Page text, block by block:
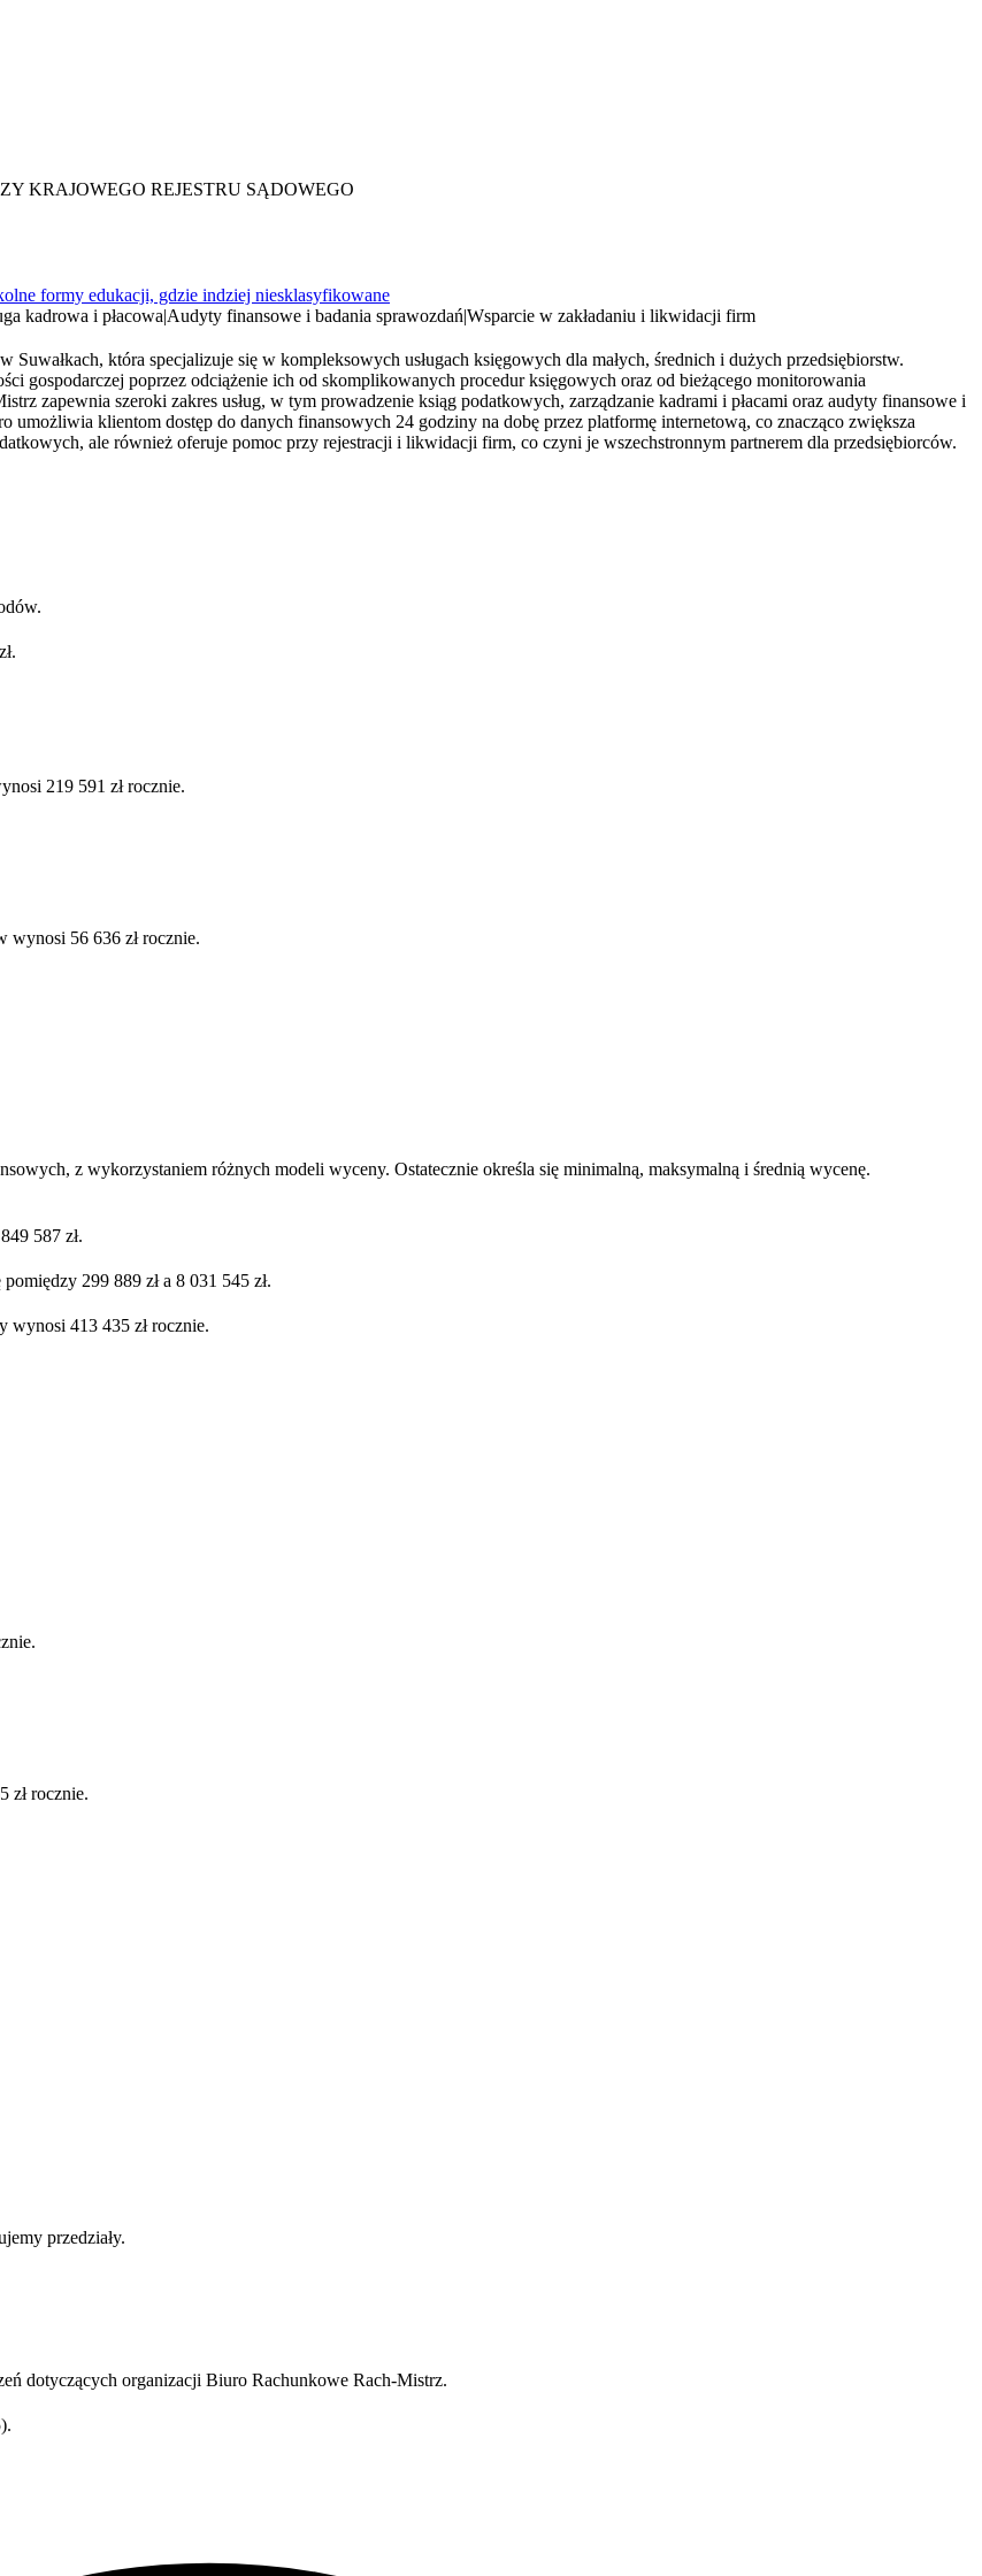
KRAJOWEGO REJESTRU SĄDOWEGO
formy edukacji, gdzie indziej niesklasyfikowane
kadrowa i płacowaAudyty finansowe i badania sprawozdańWsparcie w zakładaniu i likwidacji firm
która specjalizuje się w kompleksowych usługach księgowych dla małych, średnich i dużych przedsiębiorstw.
gospodarczej poprzez odciążenie ich od skomplikowanych procedur księgowych oraz od bieżącego monitorowania
zapewnia szeroki zakres usług, w tym prowadzenie ksiąg podatkowych, zarządzanie kadrami i płacami oraz audyty finansowe i
klientom dostęp do danych finansowych 24 godziny na dobę przez platformę internetową, co znacząco zwiększa
ale również oferuje pomoc przy rejestracji i likwidacji firm, co czyni je wszechstronnym partnerem dla przedsiębiorców.
219 591 zł rocznie.
wynosi 56 636 zł rocznie.
z wykorzystaniem różnych modeli wyceny. Ostatecznie określa się minimalną, maksymalną i średnią wycenę.
587 zł.
299 889 zł a 8 031 545 zł.
wynosi 413 435 zł rocznie.
zł rocznie.
przedziały.
dotyczących organizacji Biuro Rachunkowe Rach-Mistrz.